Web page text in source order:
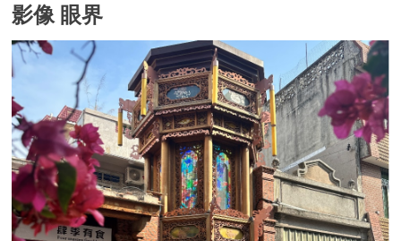
影像 眼界